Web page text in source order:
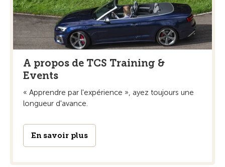
A propos de TCS Training &
Events
« Apprendre par l'expérience », ayez toujours une
longueur d'avance.
En savoir plus